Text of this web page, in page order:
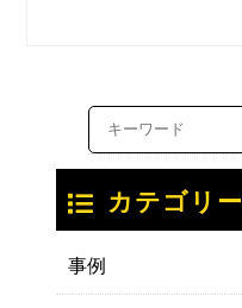
カテゴリー
事例